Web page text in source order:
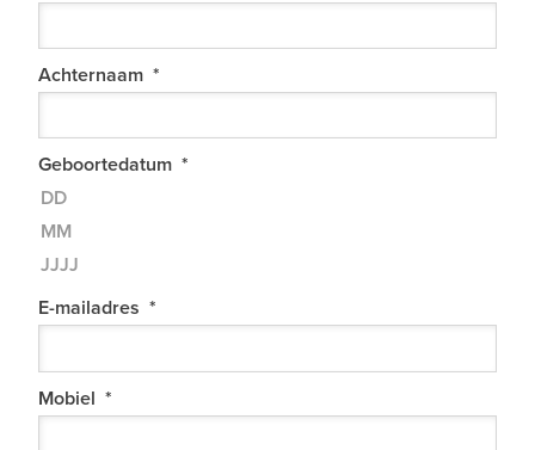
Achternaam *
Geboortedatum *
E-mailadres *
Mobiel *